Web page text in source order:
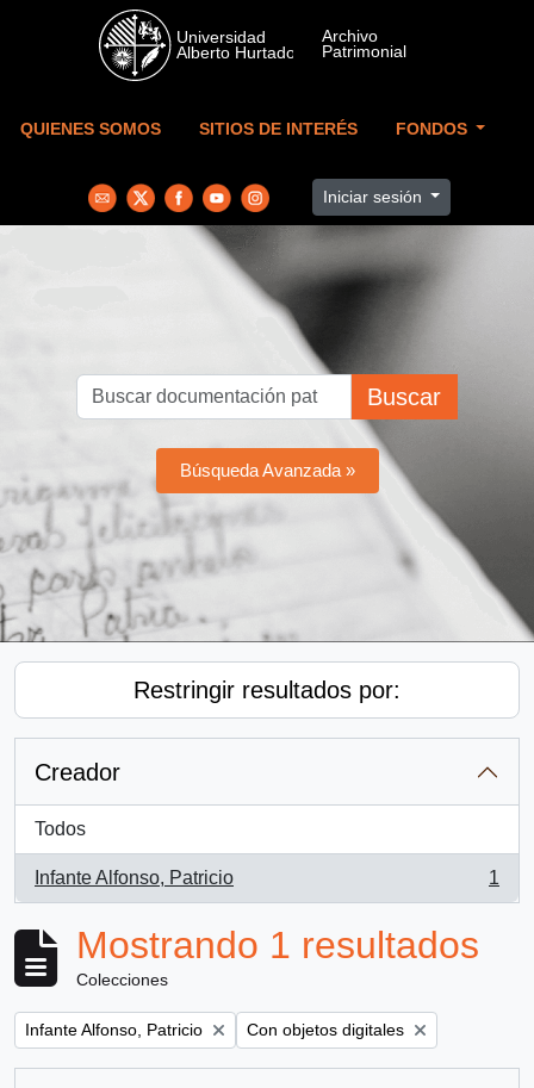
Skip to main content
QUIENES SOMOS SITIOS DE INTERÉS FONDOS
Iniciar sesión
Buscar
Búsqueda Avanzada »
Restringir resultados por:
Creador
Todos
Infante Alfonso, Patricio
, 1 resultados
1
Mostrando 1 resultados
Colecciones
Remove filter:
Infante Alfonso, Patricio Remove filter:
Con objetos digitales